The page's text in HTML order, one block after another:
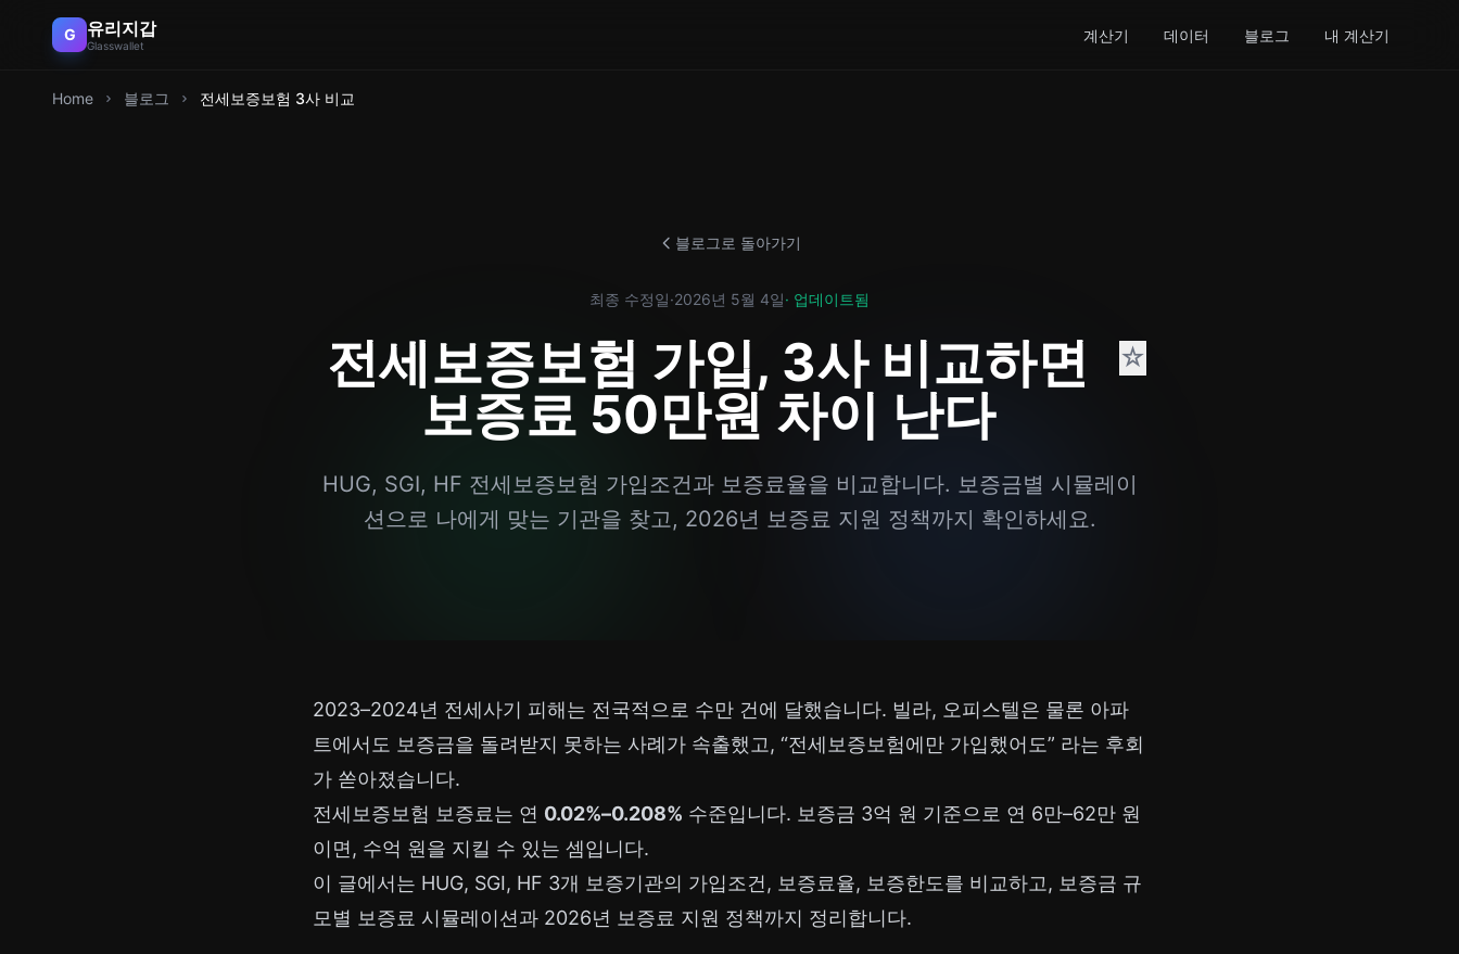
G 유리지갑
Glasswallet
계산기 데이터 블로그 내 계산기
Home 블로그 전세보증보험 3사 비교
블로그로 돌아가기
최종 수정일·2026년 5월 4일· 업데이트됨
전세보증보험 가입, 3사 비교하면
보증료 50만원 차이 난다
☆
HUG, SGI, HF 전세보증보험 가입조건과 보증료율을 비교합니다. 보증금별 시뮬레이
션으로 나에게 맞는 기관을 찾고, 2026년 보증료 지원 정책까지 확인하세요.
2023–2024년 전세사기 피해는 전국적으로 수만 건에 달했습니다. 빌라, 오피스텔은 물론 아파
트에서도 보증금을 돌려받지 못하는 사례가 속출했고, “전세보증보험에만 가입했어도” 라는 후회
가 쏟아졌습니다.
전세보증보험 보증료는 연 0.02%–0.208% 수준입니다. 보증금 3억 원 기준으로 연 6만–62만 원
이면, 수억 원을 지킬 수 있는 셈입니다.
이 글에서는 HUG, SGI, HF 3개 보증기관의 가입조건, 보증료율, 보증한도를 비교하고, 보증금 규
모별 보증료 시뮬레이션과 2026년 보증료 지원 정책까지 정리합니다.